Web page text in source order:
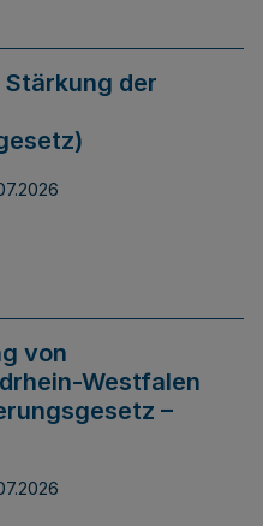
der
von
Westfalen
–